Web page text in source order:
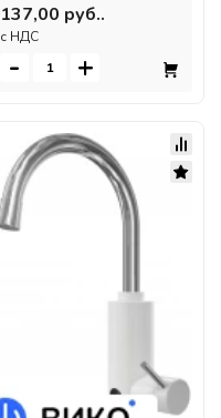
137,00 руб..
c НДС
- +